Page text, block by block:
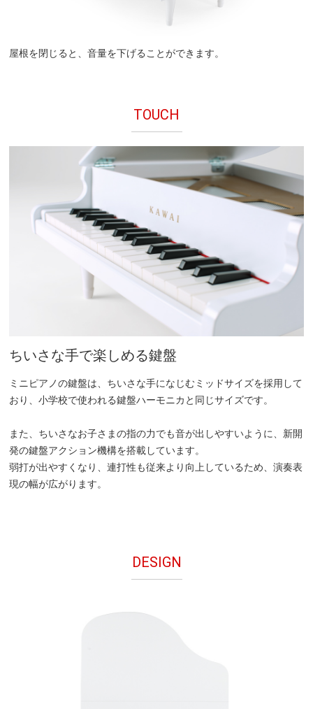
屋根を閉じると、音量を下げることができます。
TOUCH
ちいさな手で楽しめる鍵盤
ミニピアノの鍵盤は、ちいさな手になじむミッドサイズを採用して
おり、小学校で使われる鍵盤ハーモニカと同じサイズです。
また、ちいさなお子さまの指の力でも音が出しやすいように、新開
発の鍵盤アクション機構を搭載しています。
弱打が出やすくなり、連打性も従来より向上しているため、演奏表
現の幅が広がります。
DESIGN